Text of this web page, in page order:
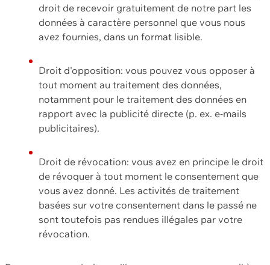
droit de recevoir gratuitement de notre part les
données à caractère personnel que vous nous
avez fournies, dans un format lisible.
Droit d'opposition: vous pouvez vous opposer à
tout moment au traitement des données,
notamment pour le traitement des données en
rapport avec la publicité directe (p. ex. e-mails
publicitaires).
Droit de révocation: vous avez en principe le droit
de révoquer à tout moment le consentement que
vous avez donné. Les activités de traitement
basées sur votre consentement dans le passé ne
sont toutefois pas rendues illégales par votre
révocation.